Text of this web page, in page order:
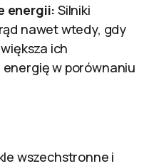
energii: Silniki
nawet wtedy, gdy
ich
w porównaniu
wszechstronne i